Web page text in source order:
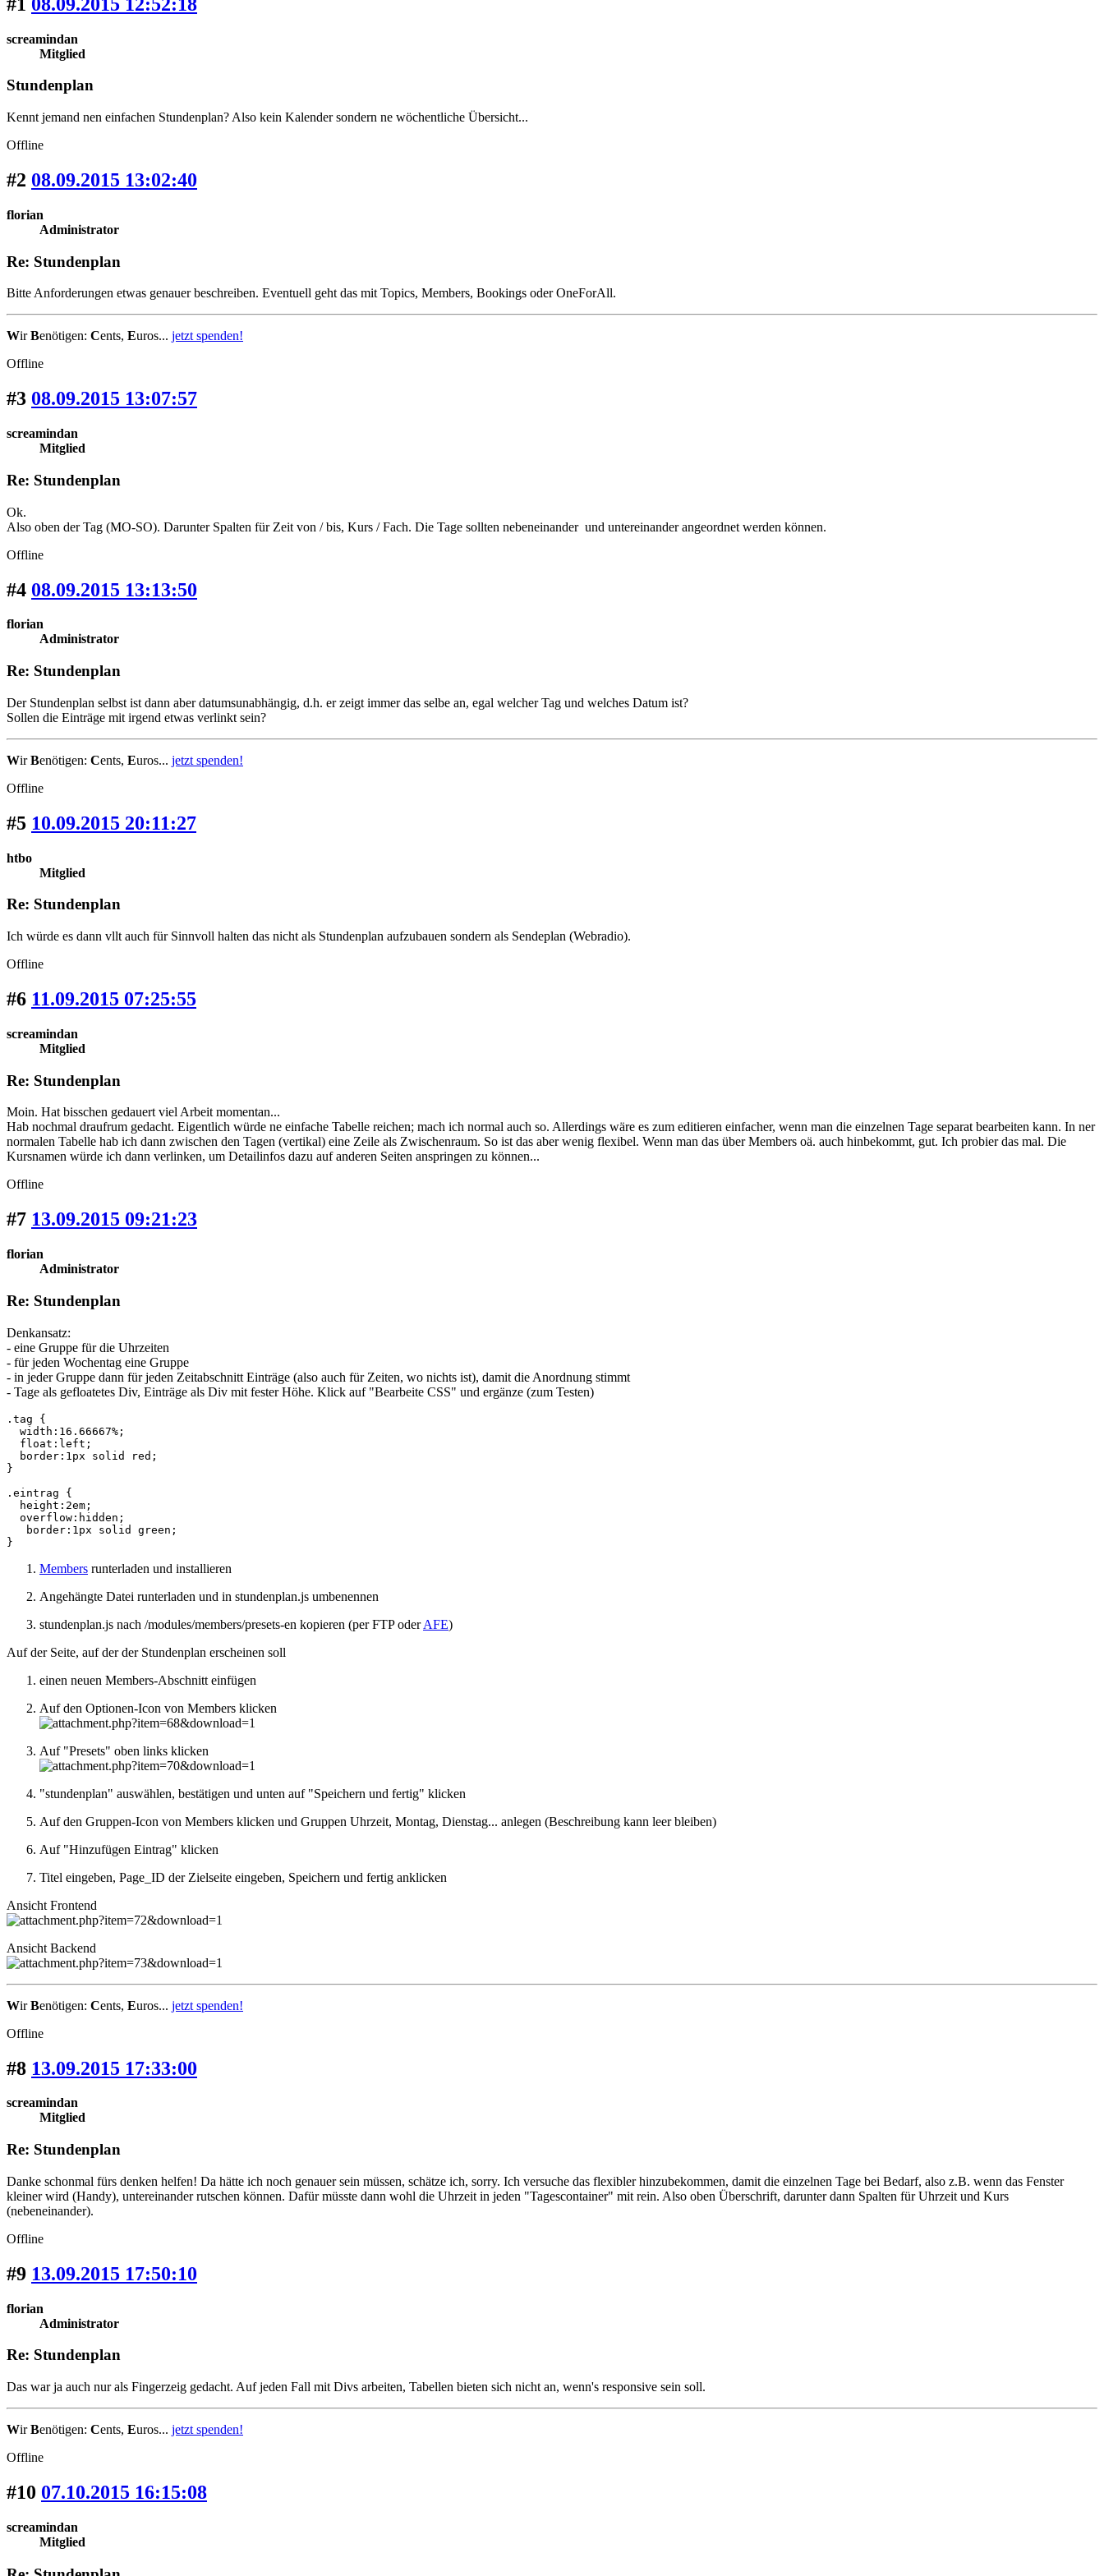
screamindan
Mitglied
Stundenplan
Kennt jemand nen einfachen Stundenplan? Also kein Kalender sondern ne wöchentliche Übersicht...
Offline
#2 08.09.2015 13:02:40
florian
Administrator
Re: Stundenplan
Bitte Anforderungen etwas genauer beschreiben. Eventuell geht das mit Topics, Members, Bookings oder OneForAll.
WirBenötigen: Cents, Euros... jetzt spenden!
Offline
#3 08.09.2015 13:07:57
screamindan
Mitglied
Re: Stundenplan
Ok.
Also oben der Tag (MO-SO). Darunter Spalten für Zeit von / bis, Kurs / Fach. Die Tage sollten nebeneinander und untereinander angeordnet werden können.
Offline
#4 08.09.2015 13:13:50
florian
Administrator
Re: Stundenplan
Der Stundenplan selbst ist dann aber datumsunabhängig, d.h. er zeigt immer das selbe an, egal welcher Tag und welches Datum ist?
Sollen die Einträge mit irgend etwas verlinkt sein?
WirBenötigen: Cents, Euros... jetzt spenden!
Offline
#5 10.09.2015 20:11:27
htbo
Mitglied
Re: Stundenplan
Ich würde es dann vllt auch für Sinnvoll halten das nicht als Stundenplan aufzubauen sondern als Sendeplan (Webradio).
Offline
#6 11.09.2015 07:25:55
screamindan
Mitglied
Re: Stundenplan
Moin. Hat bisschen gedauert viel Arbeit momentan...
Hab nochmal draufrum gedacht. Eigentlich würde ne einfache Tabelle reichen; mach ich normal auch so. Allerdings wäre es zum editieren einfacher, wenn man die einzelnen Tage separat bearbeiten kann. In ner
normalen Tabelle hab ich dann zwischen den Tagen (vertikal) eine Zeile als Zwischenraum. So ist das aber wenig flexibel. Wenn man das über Members oä. auch hinbekommt, gut. Ich probier das mal. Die
Kursnamen würde ich dann verlinken, um Detailinfos dazu auf anderen Seiten anspringen zu können...
Offline
#7 13.09.2015 09:21:23
florian
Administrator
Re: Stundenplan
Denkansatz:
- eine Gruppe für die Uhrzeiten
- für jeden Wochentag eine Gruppe
- in jeder Gruppe dann für jeden Zeitabschnitt Einträge (also auch für Zeiten, wo nichts ist), damit die Anordnung stimmt
- Tage als gefloatetes Div, Einträge als Div mit fester Höhe. Klick auf "Bearbeite CSS" und ergänze (zum Testen)
.tag {
  width:16.66667%;
  float:left;
  border:1px solid red;
}
.eintrag {
  height:2em;
  overflow:hidden;
   border:1px solid green;
}
Members runterladen und installieren
Angehängte Datei runterladen und in stundenplan.js umbenennen
stundenplan.js nach /modules/members/presets-en kopieren (per FTP oderAFE)
Auf der Seite, auf der der Stundenplan erscheinen soll
einen neuen Members-Abschnitt einfügen
Auf den Optionen-Icon von Members klicken
Auf "Presets" oben links klicken
"stundenplan" auswählen, bestätigen und unten auf "Speichern und fertig" klicken
Auf den Gruppen-Icon von Members klicken und Gruppen Uhrzeit, Montag, Dienstag... anlegen (Beschreibung kann leer bleiben)
Auf "Hinzufügen Eintrag" klicken
Titel eingeben, Page_ID der Zielseite eingeben, Speichern und fertig anklicken
Ansicht Frontend
Ansicht Backend
WirBenötigen: Cents, Euros... jetzt spenden!
Offline
#8 13.09.2015 17:33:00
screamindan
Mitglied
Re: Stundenplan
Danke schonmal fürs denken helfen! Da hätte ich noch genauer sein müssen, schätze ich, sorry. Ich versuche das flexibler hinzubekommen, damit die einzelnen Tage bei Bedarf, also z.B. wenn das Fenster
kleiner wird (Handy), untereinander rutschen können. Dafür müsste dann wohl die Uhrzeit in jeden "Tagescontainer" mit rein. Also oben Überschrift, darunter dann Spalten für Uhrzeit und Kurs
(nebeneinander).
Offline
#9 13.09.2015 17:50:10
florian
Administrator
Re: Stundenplan
Das war ja auch nur als Fingerzeig gedacht. Auf jeden Fall mit Divs arbeiten, Tabellen bieten sich nicht an, wenn's responsive sein soll.
WirBenötigen: Cents, Euros... jetzt spenden!
Offline
#10 07.10.2015 16:15:08
screamindan
Mitglied